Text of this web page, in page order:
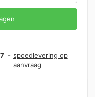
- spoedlevering op
aanvraag